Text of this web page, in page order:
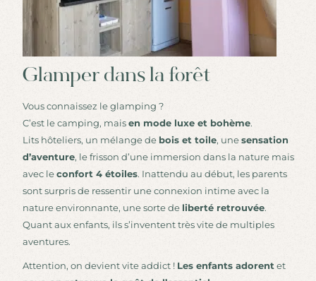
Glamper dans la forêt
Vous connaissez le glamping ?
C’est le camping, maisen mode luxe et bohème.
Lits hôteliers, un mélange de bois et toile, unesensation
d’aventure, le frisson d’une immersion dans la nature mais
avec leconfort 4 étoiles. Inattendu au début, les parents
sont surpris de ressentir une connexion intime avec la
nature environnante, une sorte de liberté retrouvée.
Quant aux enfants, ils s’inventent très vite de multiples
aventures.
Attention, on devient vite addict ! Les enfants adorent et